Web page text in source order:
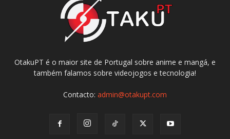
OtakuPT é o maior site de Portugal sobre anime e mangá, e
também falamos sobre videojogos e tecnologia!
Contacto: admin@otakupt.com